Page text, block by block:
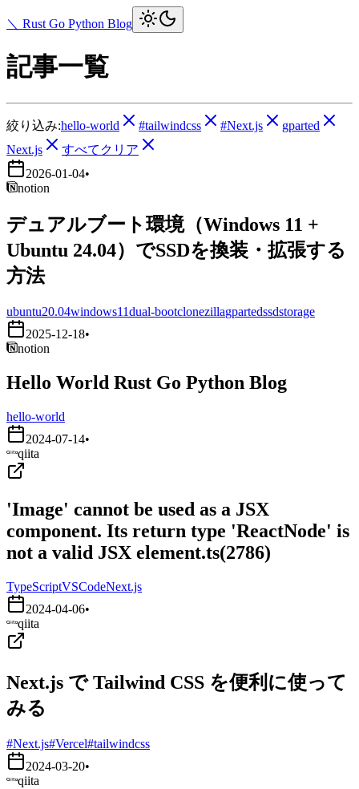
＼ Rust Go Python Blog
記事一覧
絞り込み:hello-world #tailwindcss #Next.js
gparted
Next.js
すべてクリア
2026-01-04•
notion
デュアルブート環境（Windows 11 +
Ubuntu 24.04）でSSDを換装・拡張する
方法
ubuntu20.04windows11dual-bootclonezillagpartedssdstorage
2025-12-18•
notion
Hello World Rust Go Python Blog
hello-world
2024-07-14•
qiita
'Image' cannot be used as a JSX
component. Its return type 'ReactNode' is
not a valid JSX element.ts(2786)
TypeScriptVSCodeNext.js
2024-04-06•
qiita
Next.js で Tailwind CSS を便利に使って
みる
#Next.js#Vercel#tailwindcss
2024-03-20•
qiita